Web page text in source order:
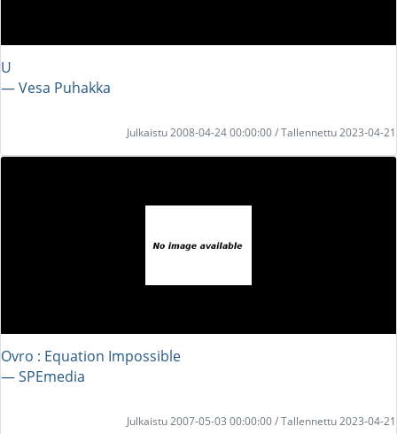
U
― Vesa Puhakka
Julkaistu 2008-04-24 00:00:00 / Tallennettu 2023-04-21
Ovro : Equation Impossible
― SPEmedia
Julkaistu 2007-05-03 00:00:00 / Tallennettu 2023-04-21